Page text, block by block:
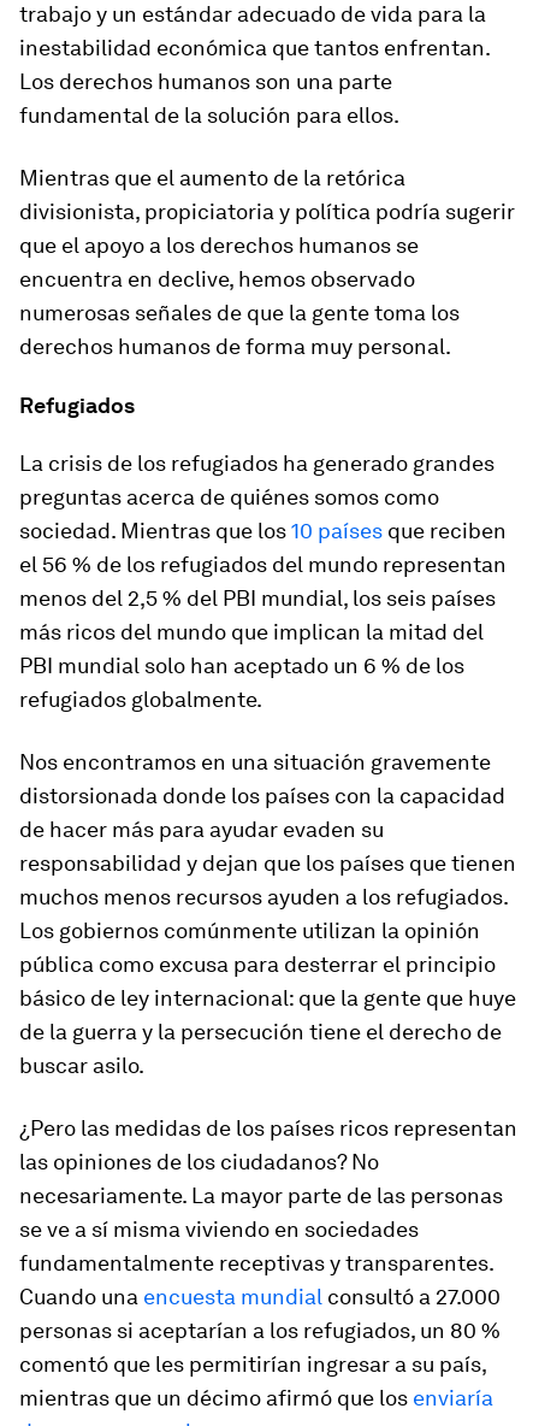
trabajo y un estándar adecuado de vida para la
inestabilidad económica que tantos enfrentan.
Los derechos humanos son una parte
fundamental de la solución para ellos.
Mientras que el aumento de la retórica
divisionista, propiciatoria y política podría sugerir
que el apoyo a los derechos humanos se
encuentra en declive, hemos observado
numerosas señales de que la gente toma los
derechos humanos de forma muy personal.
Refugiados
La crisis de los refugiados ha generado grandes
preguntas acerca de quiénes somos como
sociedad. Mientras que los10 países que reciben
el 56 % de los refugiados del mundo representan
menos del 2,5 % del PBI mundial, los seis países
más ricos del mundo que implican la mitad del
PBI mundial solo han aceptado un 6 % de los
refugiados globalmente.
Nos encontramos en una situación gravemente
distorsionada donde los países con la capacidad
de hacer más para ayudar evaden su
responsabilidad y dejan que los países que tienen
muchos menos recursos ayuden a los refugiados.
Los gobiernos comúnmente utilizan la opinión
pública como excusa para desterrar el principio
básico de ley internacional: que la gente que huye
de la guerra y la persecución tiene el derecho de
buscar asilo.
¿Pero las medidas de los países ricos representan
las opiniones de los ciudadanos? No
necesariamente. La mayor parte de las personas
se ve a sí misma viviendo en sociedades
fundamentalmente receptivas y transparentes.
Cuando una encuesta mundial consultó a 27.000
personas si aceptarían a los refugiados, un 80 %
comentó que les permitirían ingresar a su país,
mientras que un décimo afirmó que los enviaría